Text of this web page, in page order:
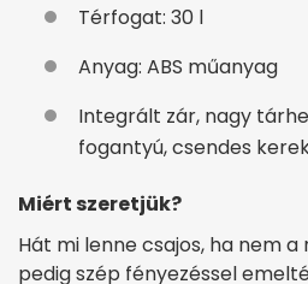
Térfogat: 30 l
Anyag: ABS műanyag
Integrált zár, nagy
fogantyú, csendes
Miért szeretjük?
Hát mi lenne csajos, ha nem a
pedig szép fényezéssel